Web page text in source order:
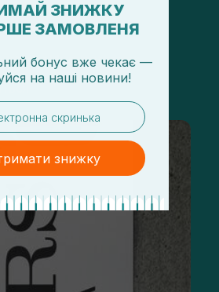
в Instagram
ЗНИЖКУ
ЗАМОВЛЕНЯ
бонус вже чекає —
на наші новини!
знижку